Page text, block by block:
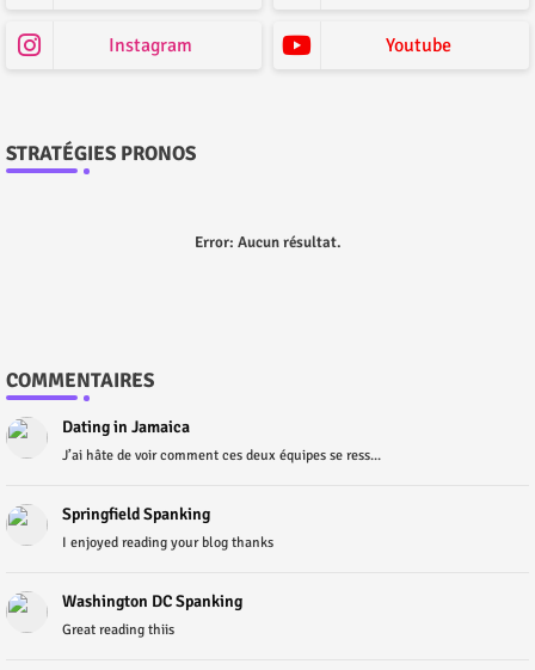
Instagram Youtube
STRATÉGIES PRONOS
Error: Aucun résultat.
COMMENTAIRES
Dating in Jamaica
J’ai hâte de voir comment ces deux équipes se ress...
Springfield Spanking
I enjoyed reading your blog thanks
Washington DC Spanking
Great reading thiis